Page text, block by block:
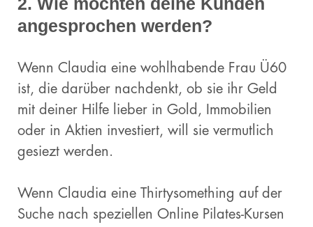
angesprochen werden?
Wenn Claudia eine wohlhabende Frau Ü60
ist, die darüber nachdenkt, ob sie ihr Geld
mit deiner Hilfe lieber in Gold, Immobilien
oder in Aktien investiert, will sie vermutlich
gesiezt werden.
Wenn Claudia eine Thirtysomething auf der
Suche nach speziellen Online Pilates-Kursen